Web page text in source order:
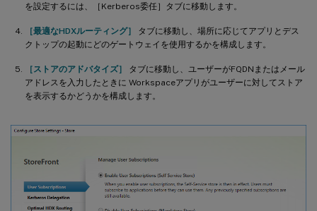
を設定するには、［Kerberos委任］タブに移動します。
［最適なHDXルーティング］
タブに移動し、場所に応じてアプリとデス
クトップの起動にどのゲートウェイを使用するかを構成します。
［ストアのアドバタイズ］
タブに移動し、ユーザーがFQDNまたはメール
アドレスを入力したときに Workspaceアプリがユーザーに対してストア
を表示するかどうかを構成します。